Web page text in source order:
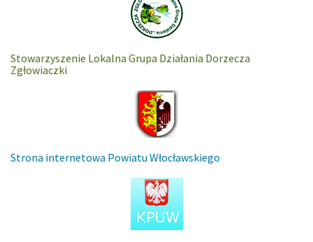
Stowarzyszenie Lokalna Grupa Działania Dorzecza
Zgłowiaczki
Strona internetowa Powiatu Włocławskiego